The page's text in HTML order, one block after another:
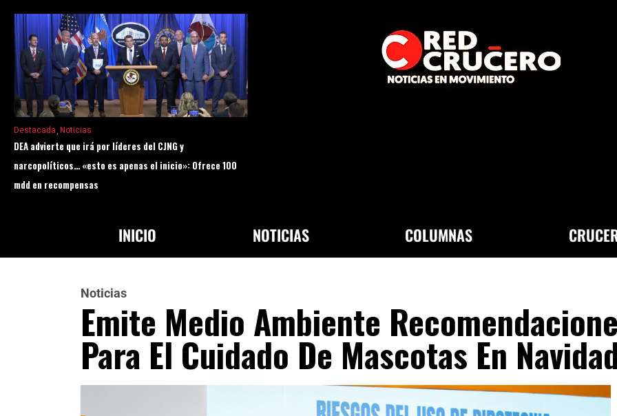
Destacada Noticias
DEA advierte que irá por líderes del CJNG y
narcopolíticos… «esto es apenas el inicio»: Ofrece 100
mdd en recompensas
INICIO NOTICIAS COLUMNAS
Noticias
Emite Medio Ambiente
Para El Cuidado De Mascotas En